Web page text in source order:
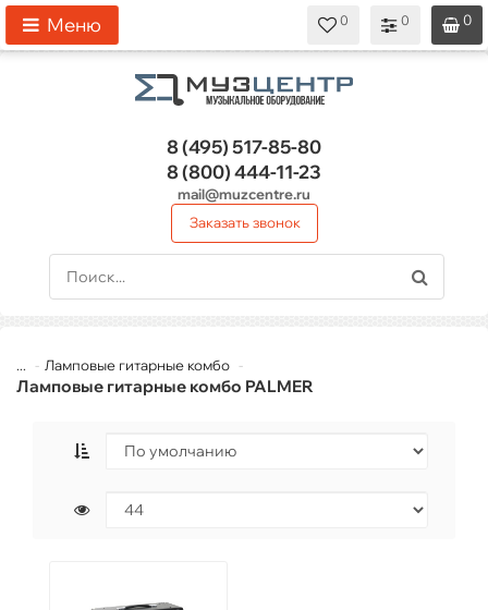
0
0
0
Меню
8 (495)517-85-80
8 (800)444-11-23
mail@muzcentre.ru
Заказать звонок
... Ламповые гитарные комбо
Ламповые гитарные комбо PALMER